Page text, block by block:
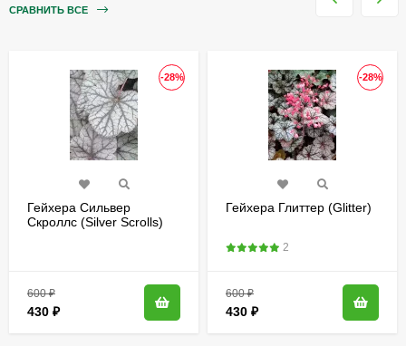
СРАВНИТЬ ВСЕ
-28%
Гейхера Сильвер
Скроллс (Silver Scrolls)
600₽
430 ₽
-28%
Гейхера Глиттер (Glitter)
2
600₽
430 ₽